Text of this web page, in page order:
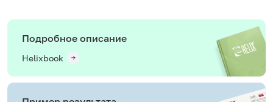
Подробное описание
Helixbook